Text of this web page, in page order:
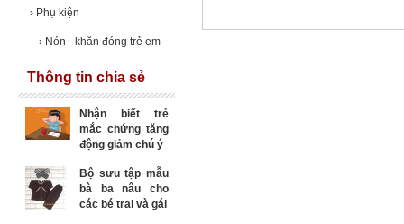
› Phụ kiện
› Nón - khăn đóng trẻ em
Thông tin chia sẻ
Nhận biết trẻ
mắc chứng tăng
động giảm chú ý
Bộ sưu tập mẫu
bà ba nâu cho
các bé trai và gái